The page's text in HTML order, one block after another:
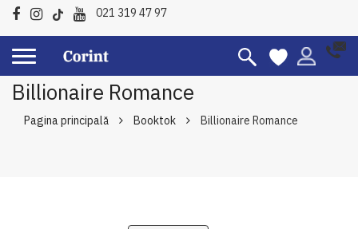
021 319 47 97
Billionaire Romance
Pagina principală Booktok Billionaire Romance